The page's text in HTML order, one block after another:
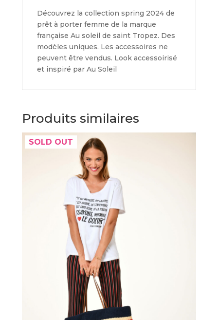
Découvrez la collection spring 2024 de
prêt à porter femme de la marque
française Au soleil de saint Tropez. Des
modèles uniques. Les accessoires ne
peuvent être vendus. Look accessoirisé
et inspiré par Au Soleil
Produits similaires
SOLD OUT